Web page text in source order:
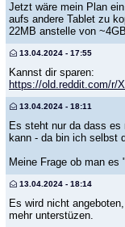
Jetzt wäre mein Plan
aufs andere Tablet zu
22MB anstelle von
13.04.2024 - 17:55
Kannst dir sparen:
https://old.reddit.com/r/
13.04.2024 - 18:11
Es steht nur da dass
kann - da bin ich selbst
Meine Frage ob man
13.04.2024 - 18:14
Es wird nicht
mehr unterstüzen.